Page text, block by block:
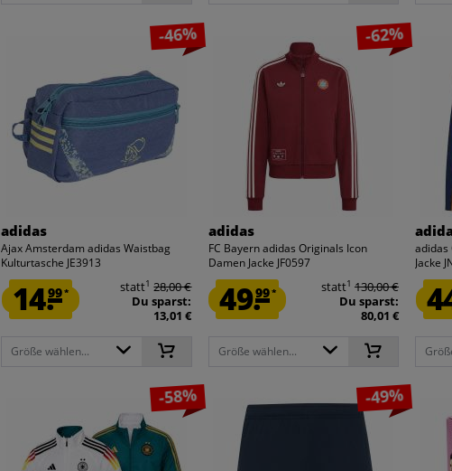
-46%
adidas
Ajax Amsterdam adidas Waistbag
Kulturtasche JE3913
14.99* statt1 28,00 €
Du sparst:
13,01 €
Größe wählen...
-62%
adidas
FC Bayern adidas Originals Icon
Damen Jacke JF0597
49.99* statt1 130,00 €
Du sparst:
80,01 €
Größe wählen...
adidas
Jacke
-58% -49%